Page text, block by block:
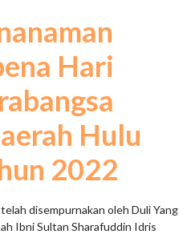
Hari
Hulu
2022
disempurnakan oleh Duli Yang
Ibni Sultan Sharafuddin Idris